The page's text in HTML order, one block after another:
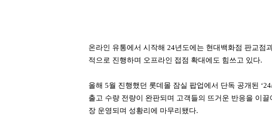
온라인 유통에서 시작해 24년도에는 현대백화점 판교점
적으로 진행하며 오프라인 접점 확대에도 힘쓰고 있다.
올해 5월 진행했던 롯데몰 잠실 팝업에서 단독 공개된
출고 수량 전량이 완판되며 고객들의 뜨거운 반응을 이
장 운영되며 성황리에 마무리됐다.